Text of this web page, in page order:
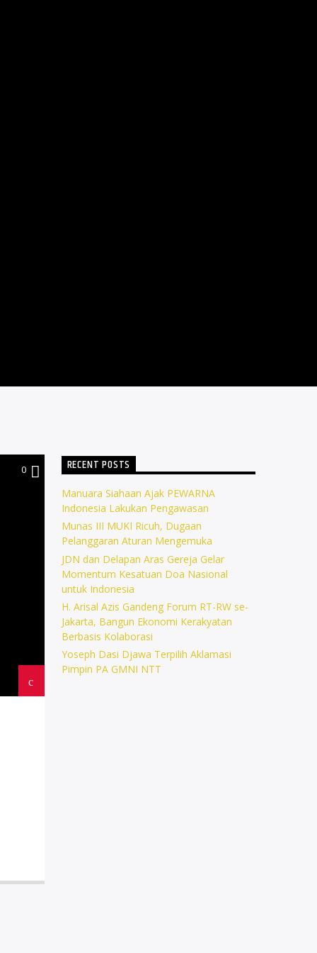
0 RECENT POSTS
Manuara Siahaan Ajak PEWARNA
Indonesia Lakukan Pengawasan
Munas III MUKI Ricuh, Dugaan
Pelanggaran Aturan Mengemuka
JDN dan Delapan Aras Gereja Gelar
Momentum Kesatuan Doa Nasional
untuk Indonesia
H. Arisal Azis Gandeng Forum RT-RW se-
Jakarta, Bangun Ekonomi Kerakyatan
Berbasis Kolaborasi
Yoseph Dasi Djawa Terpilih Aklamasi
Pimpin PA GMNI NTT